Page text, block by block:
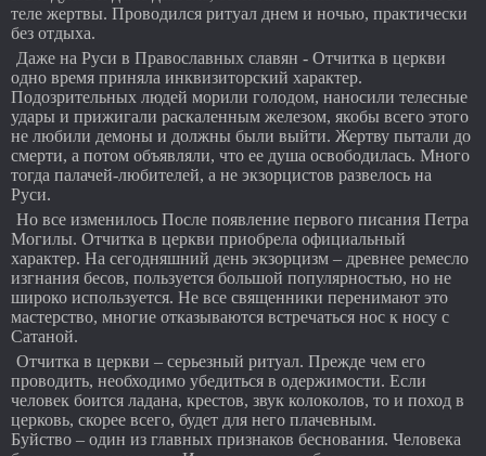
теле жертвы. Проводился ритуал днем и ночью, практически
без отдыха.
Даже на Руси в Православных славян - Отчитка в церкви
одно время приняла инквизиторский характер.
Подозрительных людей морили голодом, наносили телесные
удары и прижигали раскаленным железом, якобы всего этого
не любили демоны и должны были выйти. Жертву пытали до
смерти, а потом объявляли, что ее душа освободилась. Много
тогда палачей-любителей, а не экзорцистов развелось на
Руси.
Но все изменилось После появление первого писания Петра
Могилы. Отчитка в церкви приобрела официальный
характер. На сегодняшний день экзорцизм – древнее ремесло
изгнания бесов, пользуется большой популярностью, но не
широко используется. Не все священники перенимают это
мастерство, многие отказываются встречаться нос к носу с
Сатаной.
Отчитка в церкви – серьезный ритуал. Прежде чем его
проводить, необходимо убедиться в одержимости. Если
человек боится ладана, крестов, звук колоколов, то и поход в
церковь, скорее всего, будет для него плачевным.
Буйство – один из главных признаков беснования. Человека